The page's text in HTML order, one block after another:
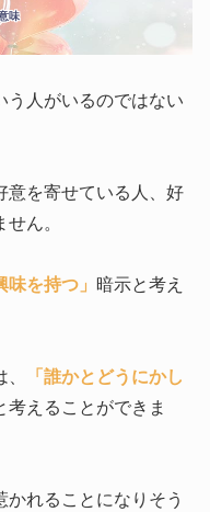
味
う人がいるのではない
意を寄せている人、好
ん。
味を持つ」 暗示と考え
、
「誰かとどうにかし
考えることができま
かれることになりそう